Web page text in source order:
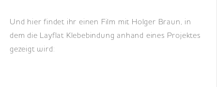
Und hier findet ihr einen Film mit Holger Braun, in
dem die Layflat Klebebindung anhand eines Projektes
gezeigt wird: